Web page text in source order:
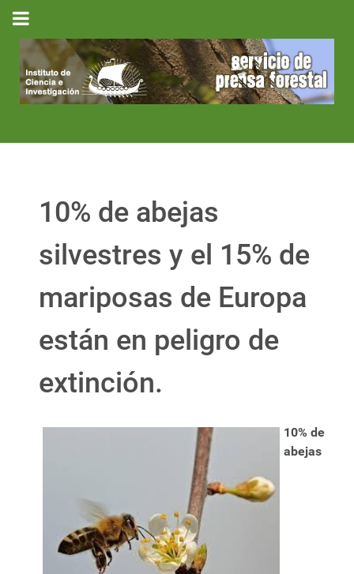
10% de abejas
silvestres y el 15% de
mariposas de Europa
están en peligro de
extinción.
10% de
abejas